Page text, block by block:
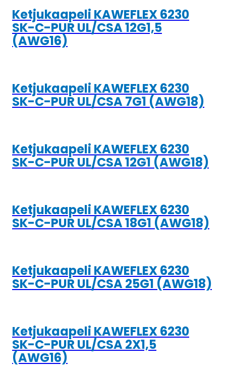
Ketjukaapeli KAWEFLEX 6230
SK-C-PUR UL/CSA 12G1,5
(AWG16)
Ketjukaapeli KAWEFLEX 6230
SK-C-PUR UL/CSA 7G1 (AWG18)
Ketjukaapeli KAWEFLEX 6230
SK-C-PUR UL/CSA 12G1 (AWG18)
Ketjukaapeli KAWEFLEX 6230
SK-C-PUR UL/CSA 18G1 (AWG18)
Ketjukaapeli KAWEFLEX 6230
SK-C-PUR UL/CSA 25G1 (AWG18)
Ketjukaapeli KAWEFLEX 6230
SK-C-PUR UL/CSA 2X1,5
(AWG16)